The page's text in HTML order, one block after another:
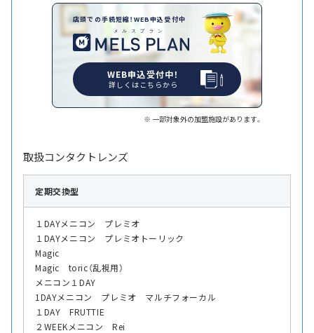
店頭での手続短縮！WEB申込受付中
WEB申込受付中！
詳しくはこちらから
一部対象外の加盟施設があります。
取扱コンタクトレンズ
定期交換型
１DAYメニコン プレミオ
１DAYメニコン プレミオトーリック
Magic
Magic toric（乱視用）
メニコン１DAY
1DAYメニコン プレミオ マルチフォーカル
１DAY FRUTTIE
２WEEKメニコン Rei